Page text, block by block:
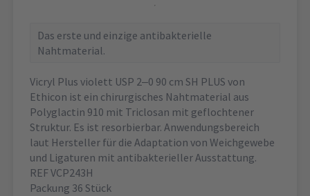
Das erste und einzige antibakterielle
Nahtmaterial.
Vicryl Plus violett USP 2‒0 90 cm SH PLUS von
Ethicon ist ein chirurgisches Nahtmaterial aus
Polyglactin 910 mit Triclosan mit geflochtener
Struktur. Es ist resorbierbar. Anwendungsbereich
laut Hersteller für die Adaptation von Weichgewebe
und Ligaturen mit antibakterieller Ausstattung.
REF VCP243H
Packung 36 Stück